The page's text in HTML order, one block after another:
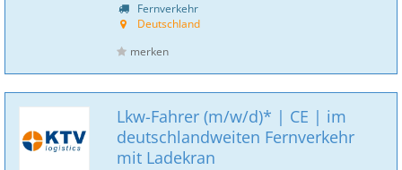
Fernverkehr
Deutschland
merken
Lkw-Fahrer (m/w/d)* | CE | im
deutschlandweiten Fernverkehr
mit Ladekran